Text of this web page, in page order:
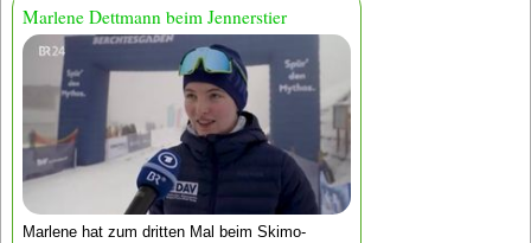
Marlene Dettmann beim Jennerstier
Marlene hat zum dritten Mal beim Skimo-